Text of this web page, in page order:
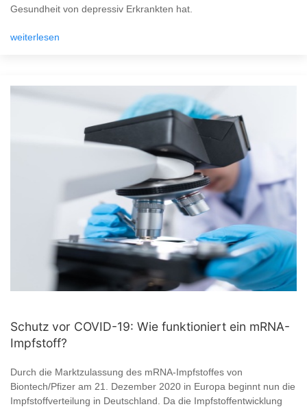
Gesundheit von depressiv Erkrankten hat.
weiterlesen
Schutz vor COVID-19: Wie funktioniert ein mRNA-
Impfstoff?
Durch die Marktzulassung des mRNA-Impfstoffes von
Biontech/Pfizer am 21. Dezember 2020 in Europa beginnt nun die
Impfstoffverteilung in Deutschland. Da die Impfstoffentwicklung